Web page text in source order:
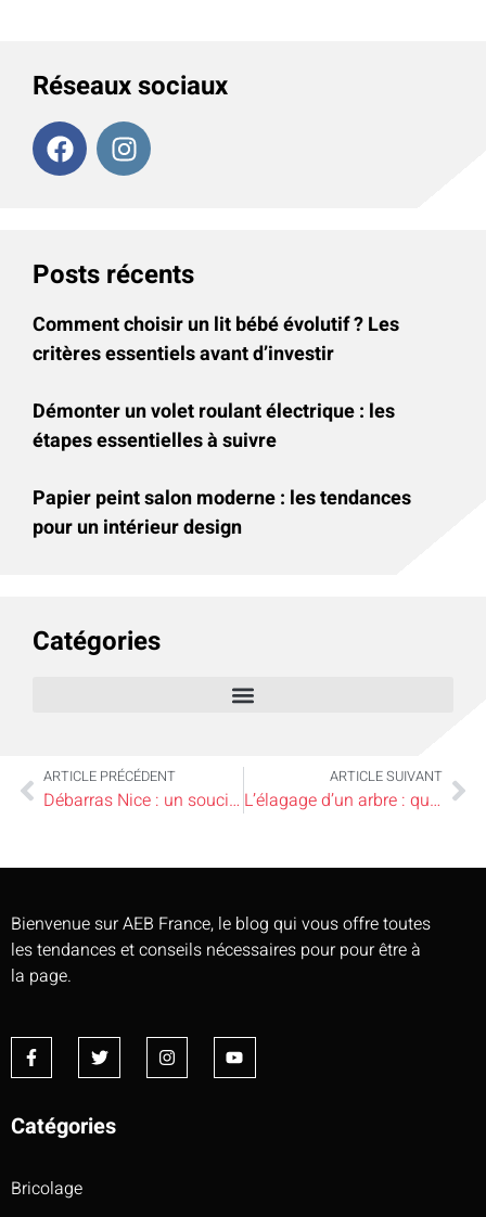
Réseaux sociaux
Posts récents
Comment choisir un lit bébé évolutif ? Les
critères essentiels avant d’investir
Démonter un volet roulant électrique : les
étapes essentielles à suivre
Papier peint salon moderne : les tendances
pour un intérieur design
Catégories
ARTICLE PRÉCÉDENT
Débarras Nice : un souci de moins, un espace de plus avec Pro Débarras 06
ARTICLE SUIVANT
L’élagage d’un arbre : quel est le coût en réalité ?
Bienvenue sur AEB France, le blog qui vous offre toutes
les tendances et conseils nécessaires pour pour être à
la page.
Catégories
Bricolage